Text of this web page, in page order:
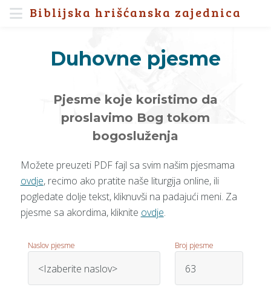
Biblijska hrišćanska zajednica
Duhovne pjesme
Pjesme koje koristimo da
proslavimo Bog tokom
bogosluženja
Možete preuzeti PDF fajl sa svim našim pjesmama
ovdje, recimo ako pratite naše liturgija online, ili
pogledate dolje tekst, kliknuvši na padajući meni. Za
pjesme sa akordima, kliknite ovdje.
Naslov pjesme Broj pjesme